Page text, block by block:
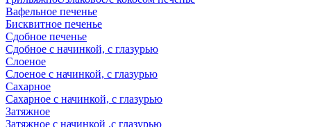
Вафельное печенье
Бисквитное печенье
Сдобное печенье
Сдобное с начинкой, с глазурью
Слоеное
Слоеное с начинкой, с глазурью
Сахарное
Сахарное с начинкой, с глазурью
Затяжное
Затяжное с начинкой ,с глазурью